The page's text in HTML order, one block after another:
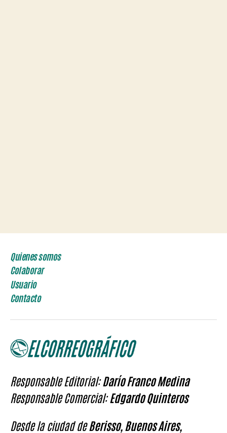
Quienes somos
Colaborar
Usuario
Contacto
Responsable Editorial:Darío Franco Medina
Responsable Comercial:Edgardo Quinteros
Desde la ciudad deBerisso, Buenos Aires,